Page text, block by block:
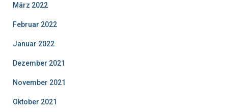
März 2022
Februar 2022
Januar 2022
Dezember 2021
November 2021
Oktober 2021